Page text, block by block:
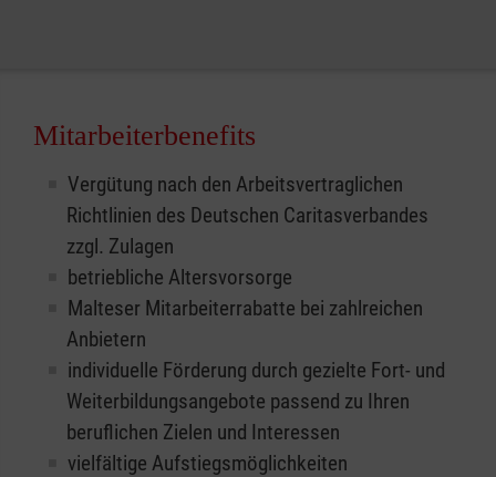
Mitarbeiterbenefits
Vergütung nach den Arbeitsvertraglichen
Richtlinien des Deutschen Caritasverbandes
zzgl. Zulagen
betriebliche Altersvorsorge
Malteser Mitarbeiterrabatte bei zahlreichen
Anbietern
individuelle Förderung durch gezielte Fort- und
Weiterbildungsangebote passend zu Ihren
beruflichen Zielen und Interessen
vielfältige Aufstiegsmöglichkeiten